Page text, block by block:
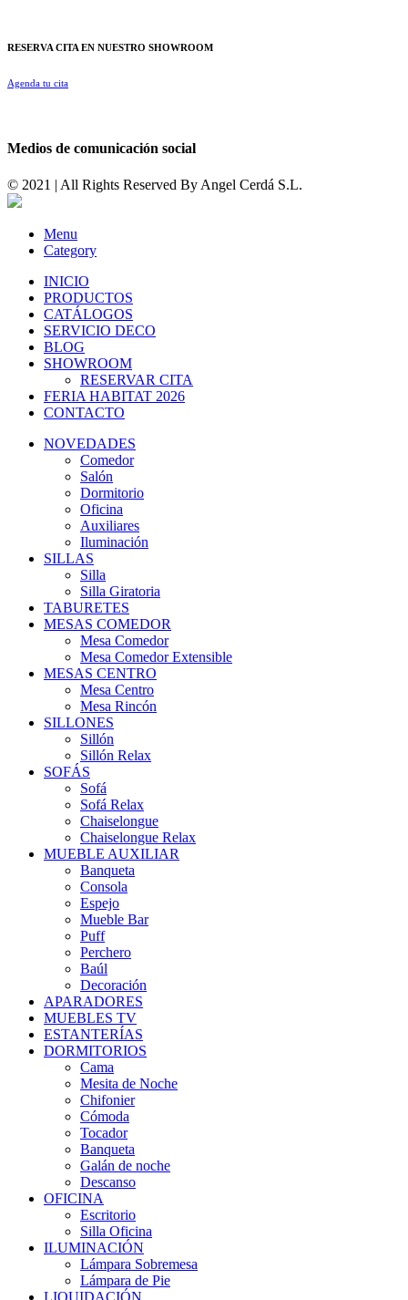
RESERVA CITA EN NUESTRO SHOWROOM
Agenda tu cita
Medios de comunicación social
© 2021 | All Rights Reserved By Angel Cerdá S.L.
Menu
Category
INICIO
PRODUCTOS
CATÁLOGOS
SERVICIO DECO
BLOG
SHOWROOM
RESERVAR CITA
FERIA HABITAT 2026
CONTACTO
NOVEDADES
Comedor
Salón
Dormitorio
Oficina
Auxiliares
Iluminación
SILLAS
Silla
Silla Giratoria
TABURETES
MESAS COMEDOR
Mesa Comedor
Mesa Comedor Extensible
MESAS CENTRO
Mesa Centro
Mesa Rincón
SILLONES
Sillón
Sillón Relax
SOFÁS
Sofá
Sofá Relax
Chaiselongue
Chaiselongue Relax
MUEBLE AUXILIAR
Banqueta
Consola
Espejo
Mueble Bar
Puff
Perchero
Baúl
Decoración
APARADORES
MUEBLES TV
ESTANTERÍAS
DORMITORIOS
Cama
Mesita de Noche
Chifonier
Cómoda
Tocador
Banqueta
Galán de noche
Descanso
OFICINA
Escritorio
Silla Oficina
ILUMINACIÓN
Lámpara Sobremesa
Lámpara de Pie
LIQUIDACIÓN